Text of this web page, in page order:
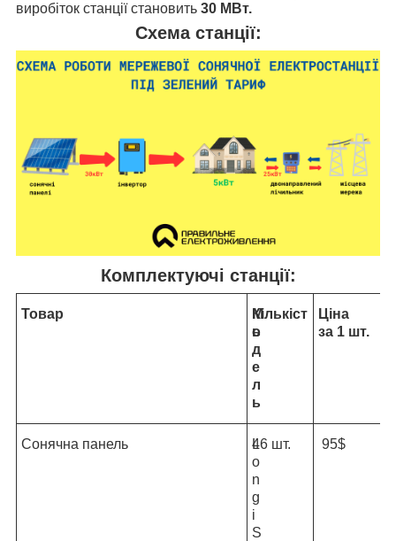
виробіток станції становить 30 МВт.
Схема станції:
Комплектуючі станції:
Товар
М
о
д
е
л
ь
Кількіст
ь
Ціна
за 1 шт.
Сонячна панель
L
o
n
g
i
S
46 шт. 95$